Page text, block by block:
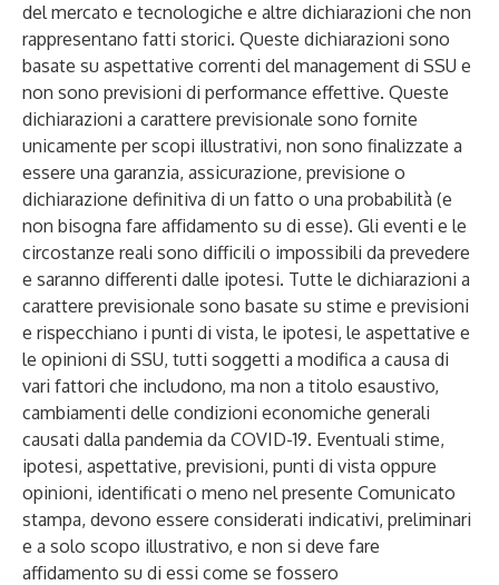
del mercato e tecnologiche e altre dichiarazioni che non
rappresentano fatti storici. Queste dichiarazioni sono
basate su aspettative correnti del management di SSU e
non sono previsioni di performance effettive. Queste
dichiarazioni a carattere previsionale sono fornite
unicamente per scopi illustrativi, non sono finalizzate a
essere una garanzia, assicurazione, previsione o
dichiarazione definitiva di un fatto o una probabilità (e
non bisogna fare affidamento su di esse). Gli eventi e le
circostanze reali sono difficili o impossibili da prevedere
e saranno differenti dalle ipotesi. Tutte le dichiarazioni a
carattere previsionale sono basate su stime e previsioni
e rispecchiano i punti di vista, le ipotesi, le aspettative e
le opinioni di SSU, tutti soggetti a modifica a causa di
vari fattori che includono, ma non a titolo esaustivo,
cambiamenti delle condizioni economiche generali
causati dalla pandemia da COVID-19. Eventuali stime,
ipotesi, aspettative, previsioni, punti di vista oppure
opinioni, identificati o meno nel presente Comunicato
stampa, devono essere considerati indicativi, preliminari
e a solo scopo illustrativo, e non si deve fare
affidamento su di essi come se fossero